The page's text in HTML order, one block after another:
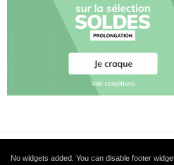
No widgets added. You can disable footer